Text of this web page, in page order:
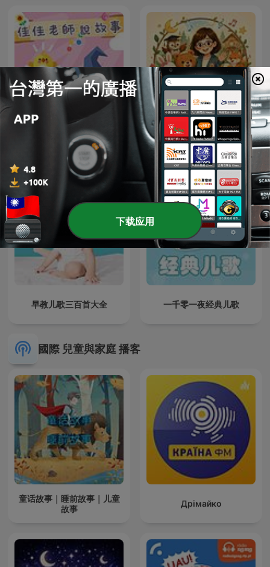
佳佳老師說故事
Teacher Ann's Musical
Routine｜Teacher Ann 的
兒童常規轉換兒歌故事屋
早教儿歌三百首大全 一千零一夜经典儿歌
國際 兒童與家庭 播客
童话故事｜睡前故事｜儿童
故事
Дрімайко
下载应用